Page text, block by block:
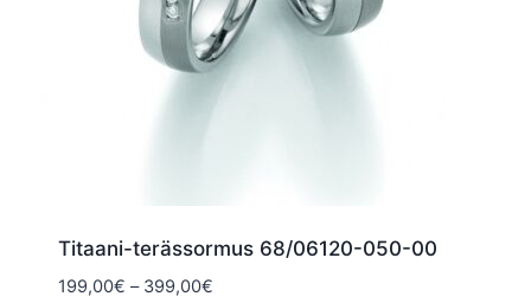
Titaani-terässormus 68/06120-050-00
199,00€ – 399,00€Hintaluokka: